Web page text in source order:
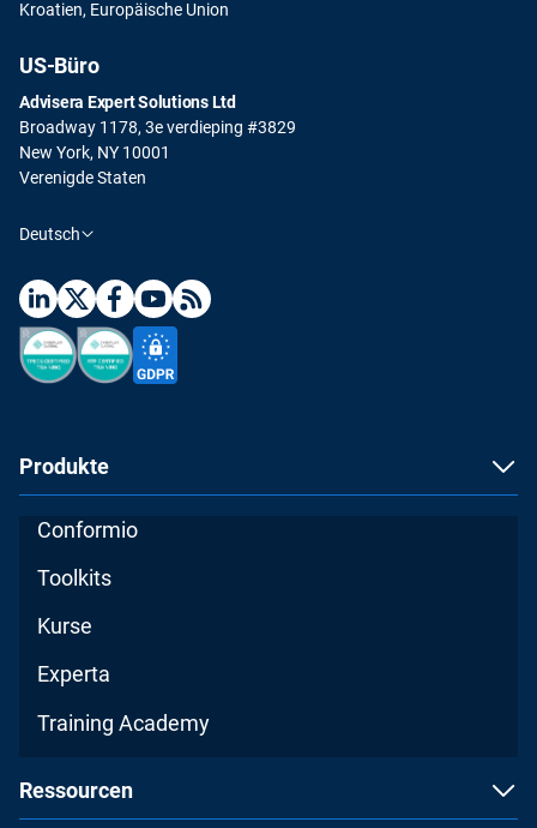
Kroatien, Europäische Union
US-Büro
Advisera Expert Solutions Ltd
Broadway 1178, 3e verdieping #3829
New York, NY 10001
Verenigde Staten
Deutsch
Produkte
Conformio
Toolkits
Kurse
Experta
Training Academy
Ressourcen